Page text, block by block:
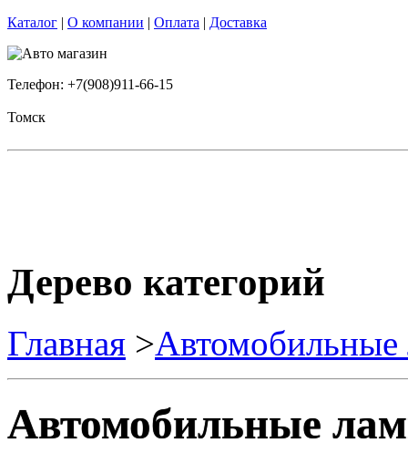
Каталог | О компании | Оплата | Доставка
Телефон: +7(908)911-66-15
Томск
Дерево категорий
Главная >
Автомобильные